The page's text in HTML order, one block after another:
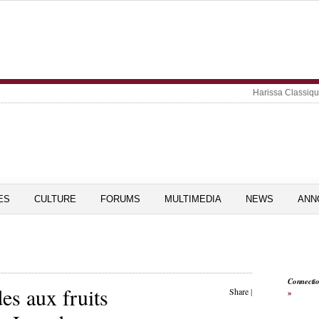
Harissa
CULTURE FORUMS MULTIMEDIA NEWS
Share|
aux fruits